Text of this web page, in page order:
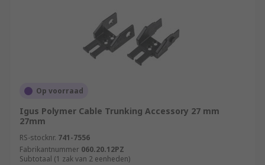
Op voorraad
Igus Polymer Cable Trunking Accessory 27 mm
27mm
RS-stocknr. 741-7556
Fabrikantnummer 060.20.12PZ
Subtotaal (1 zak van 2 eenheden)